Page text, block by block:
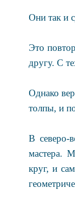
Они так и
Это
другу. С
Однако
толпы, и
В северо-
мастера.
круг, и